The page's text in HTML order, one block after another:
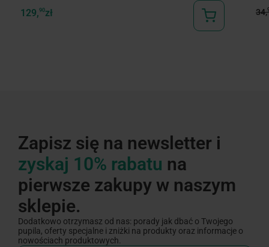
129,90zł 34,
Zapisz się na newsletter i
zyskaj 10% rabatu na
pierwsze zakupy w naszym
sklepie.
Dodatkowo otrzymasz od nas: porady jak dbać o Twojego
pupila, oferty specjalne i zniżki na produkty oraz informacje o
nowościach produktowych.